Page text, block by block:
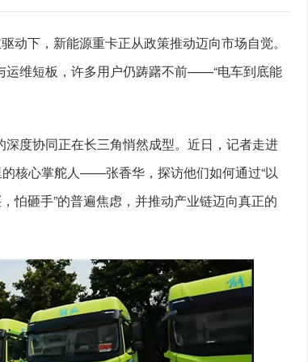
动下，新能源重卡正从政策推动迈向市场自觉。
运维短板，许多用户仍踌躇不前——“电车到底能
度协同正在长三角悄然成型。近日，记者走进
核心掌舵人——张香华，探访他们如何通过“以
怕砸手”的普遍焦虑，并推动产业链迈向真正的